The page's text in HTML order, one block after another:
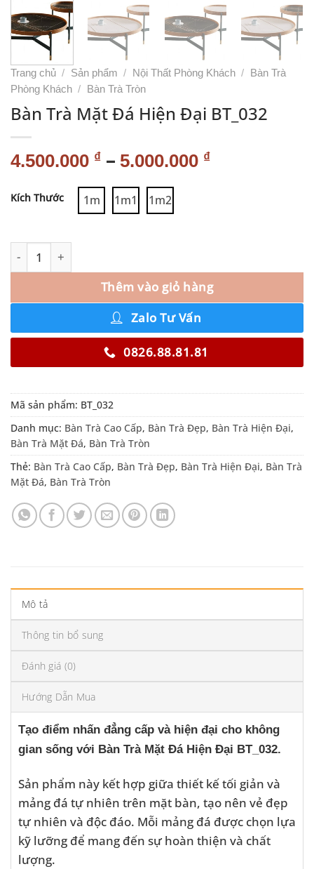
Trang chủ / Sản phẩm / Nội Thất Phòng Khách /
Bàn Trà
Phòng Khách / Bàn Trà Tròn
Bàn Trà Mặt Đá Hiện Đại BT_032
4.500.000 ₫ – 5.000.000 ₫
Kích Thước 1m 1m1 1m2
Thêm vào giỏ hàng
Zalo Tư Vấn
0826.88.81.81
Mã sản phẩm: BT_032
Danh mục: Bàn Trà Cao Cấp, Bàn Trà Đẹp, Bàn Trà Hiện Đại,
Bàn Trà Mặt Đá, Bàn Trà Tròn
Thẻ: Bàn Trà Cao Cấp, Bàn Trà Đẹp, Bàn Trà Hiện Đại, Bàn Trà
Mặt Đá, Bàn Trà Tròn
Mô tả
Thông tin bổ sung
Đánh giá (0)
Hướng Dẫn Mua
Tạo điểm nhấn đẳng cấp và hiện đại cho không
gian sống với Bàn Trà Mặt Đá Hiện Đại BT_032.
Sản phẩm này kết hợp giữa thiết kế tối giản và
mảng đá tự nhiên trên mặt bàn, tạo nên vẻ đẹp
tự nhiên và độc đáo. Mỗi mảng đá được chọn lựa
kỹ lưỡng để mang đến sự hoàn thiện và chất
lượng.